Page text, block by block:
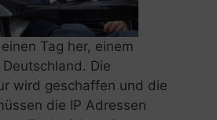
Tag her, einem
Die
wird geschaffen und die
die IP Adressen